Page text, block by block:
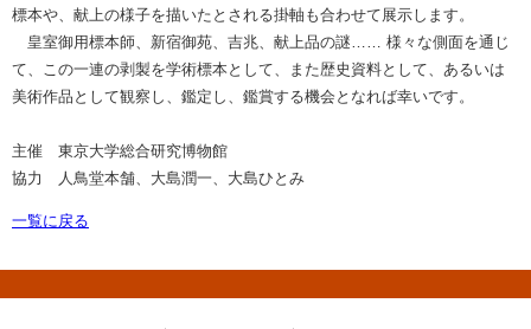
標本や、献上の様子を描いたとされる掛軸も合わせて展示します。
皇室御用標本師、新宿御苑、吉兆、献上品の謎…… 様々な側面を通じ
て、この一連の剥製を学術標本として、また歴史資料として、あるいは
美術作品として観察し、鑑定し、鑑賞する機会となれば幸いです。
主催 東京大学総合研究博物館
協力 人鳥堂本舗、大島潤一、大島ひとみ
一覧に戻る